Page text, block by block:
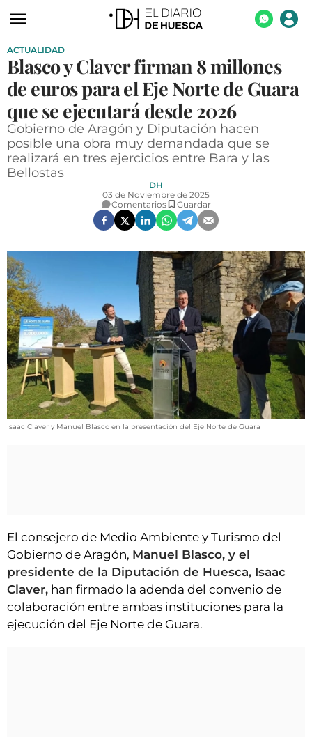
ACTUALIDAD
ECONOMÍA
TURISMO
AGROALIMENTACIÓN
OPINIÓN
GALERÍAS
VÍDEOS
CONTACTAR
FIESTAS EN EL ALTO ARAGÓN
FIESTAS DE SAN LORENZO
AGENDA
CLUB DEL AMIGO MILITANTE
INICIAR SESIÓN
ACTUALIDAD
Blasco y Claver firman 8 millones
de euros para el Eje Norte de Guara
que se ejecutará desde 2026
Gobierno de Aragón y Diputación hacen
posible una obra muy demandada que se
realizará en tres ejercicios entre Bara y las
Bellostas
DH
03 de Noviembre de 2025
Comentarios
Guardar
Isaac Claver y Manuel Blasco en la presentación del Eje Norte de Guara
El consejero de Medio Ambiente y Turismo del
Gobierno de Aragón, Manuel Blasco, y el
presidente de la Diputación de Huesca, Isaac
Claver, han firmado la adenda del convenio de
colaboración entre ambas instituciones para la
ejecución del Eje Norte de Guara.